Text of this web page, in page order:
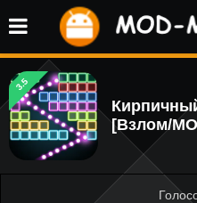
3.5
[Взлом/